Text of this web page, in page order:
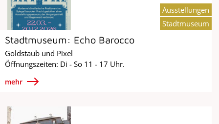
Stadtmuseum: Echo Barocco
Goldstaub und Pixel
Öffnungszeiten: Di - So 11 - 17 Uhr.
mehr
Ausstellungen
Stadtmuseum